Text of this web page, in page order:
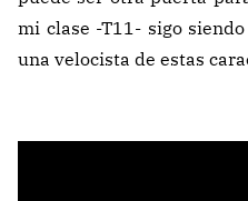
mi clase -T11- sigo
una velocista de estas